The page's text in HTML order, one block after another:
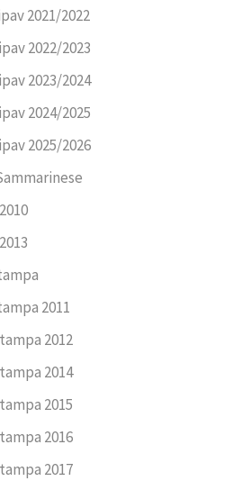
2021/2022
2022/2023
2023/2024
2024/2025
2025/2026
2011
2012
2014
2015
2016
2017